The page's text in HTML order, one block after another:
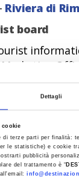
Dettagli
cookie
di terze parti per finalità:
le statistiche) e cookie
pubblicità
del trattamento è “
all'email:
- Riviera di
board
Romagna
Chiara Astolfi